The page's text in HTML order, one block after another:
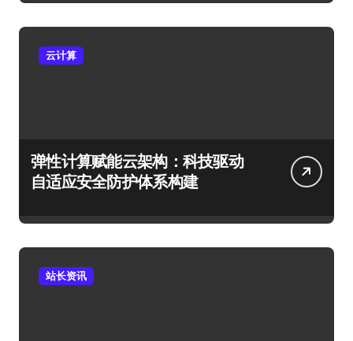
云计算
弹性计算赋能云架构：科技驱动
自适应安全防护体系构建
站长资讯